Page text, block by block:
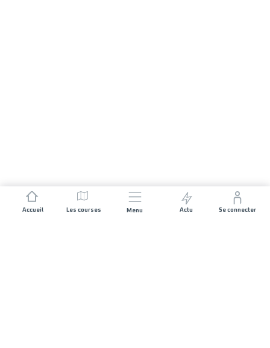
Accueil Les courses Menu Actu Se connecter